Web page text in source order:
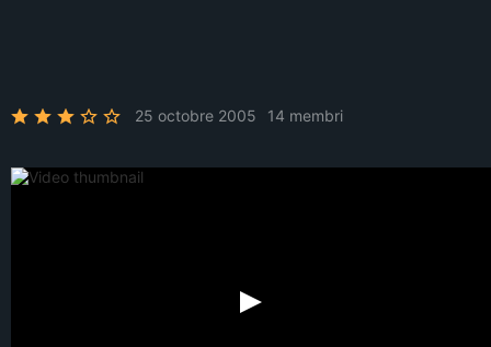
25 octobre 2005 14 membri